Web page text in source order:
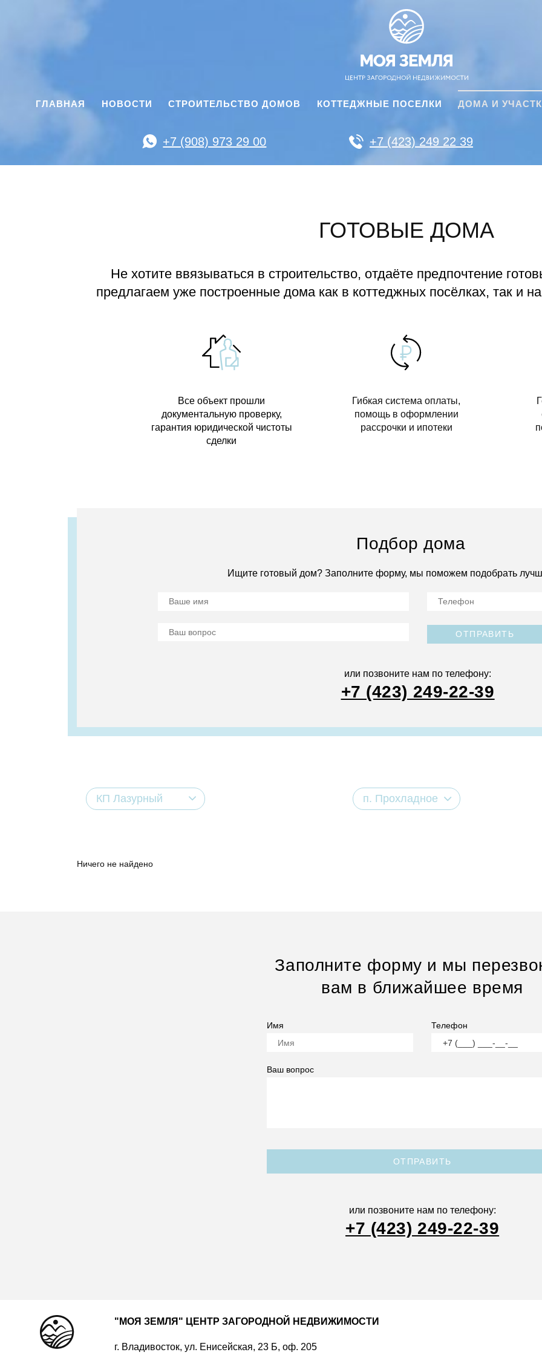
ГЛАВНАЯ НОВОСТИ СТРОИТЕЛЬСТВО ДОМОВ КОТТЕДЖНЫЕ ПОСЕЛКИ ДОМА И
+7 (908) 973 29 00 +7 (423) 249 22 39
ГОТОВЫЕ ДОМА
Не хотите ввязываться в строительство, отдаёте предпочтение
предлагаем уже построенные дома как в коттеджных посёлках, так и
Все объект прошли
документальную проверку,
гарантия юридической чистоты
сделки
Гибкая система оплаты,
помощь в оформлении
рассрочки и ипотеки
Подбор дома
Ищите готовый дом? Заполните форму, мы поможем подобрать
ОТПРАВИТЬ
или позвоните нам по телефону:
+7 (423) 249-22-39
КП Лазурный п. Прохладное
Ничего не найдено
Заполните форму и мы
вам в ближайшее время
Имя Телефон
Ваш вопрос
ОТПРАВИТЬ
или позвоните нам по телефону:
+7 (423) 249-22-39
"МОЯ ЗЕМЛЯ" ЦЕНТР ЗАГОРОДНОЙ НЕДВИЖИМОСТИ
г. Владивосток, ул. Енисейская, 23 Б, оф. 205